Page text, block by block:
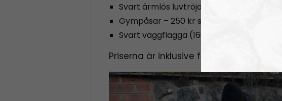
Svart ärmlös luvtröja (S-XXXL) 450 kr st
Gympåsar – 250 kr st
Svart väggflagga (160×100 cm) – 400 kr st
Priserna är inklusive frakt.